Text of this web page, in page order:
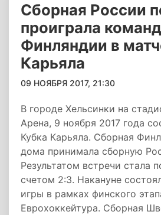
Сборная России
проиграла
Финляндии в
Карьяла
09 НОЯБРЯ 2017, 21:30
В городе Хельсинки на
Арена, 9 ноября 2017 года
Кубка Карьяла. Сборная
дома принимала сборную
Результатом встречи стала
счетом 2:3. Накануне
игры в рамках финского
Еврохоккейтура. Сборная